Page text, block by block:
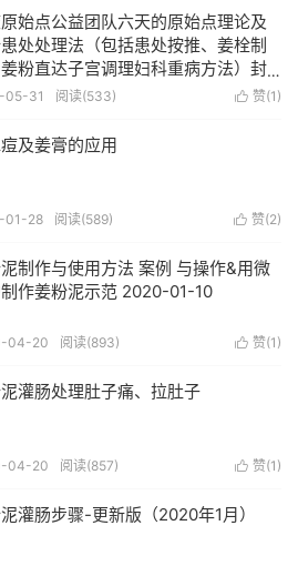
始点公益团队六天的原始点理论及
处处理法（包括患处按推、姜栓制
粉直达子宫调理妇科重病方法）封
生交流-2020年10月第二期原始点公
 赞(1 )
05-31 阅读(533)
及姜膏的应用
 赞(2)
01-28 阅读(589)
制作与使用方法 案例 与操作&用微
作姜粉泥示范 2020-01-10
 赞(1 )
04-20 阅读(893)
灌肠处理肚子痛、拉肚子
 赞(1 )
04-20 阅读(857)
灌肠步骤-更新版（2020年1月）